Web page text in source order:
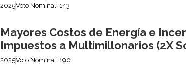
2025Voto Nominal: 143
Mayores Costos de Energía e
Impuestos a Multimillonarios (2X
2025Voto Nominal: 190